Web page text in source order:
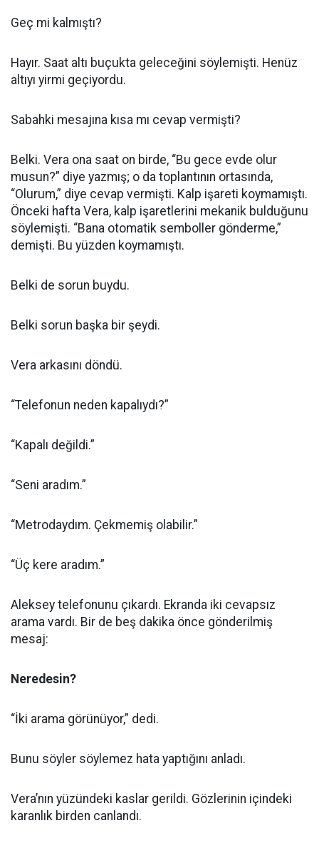
Geç mi kalmıştı?
Hayır. Saat altı buçukta geleceğini söylemişti. Henüz
altıyı yirmi geçiyordu.
Sabahki mesajına kısa mı cevap vermişti?
Belki. Vera ona saat on birde, “Bu gece evde olur
musun?” diye yazmış; o da toplantının ortasında,
“Olurum,” diye cevap vermişti. Kalp işareti koymamıştı.
Önceki hafta Vera, kalp işaretlerini mekanik bulduğunu
söylemişti. “Bana otomatik semboller gönderme,”
demişti. Bu yüzden koymamıştı.
Belki de sorun buydu.
Belki sorun başka bir şeydi.
Vera arkasını döndü.
“Telefonun neden kapalıydı?”
“Kapalı değildi.”
“Seni aradım.”
“Metrodaydım. Çekmemiş olabilir.”
“Üç kere aradım.”
Aleksey telefonunu çıkardı. Ekranda iki cevapsız
arama vardı. Bir de beş dakika önce gönderilmiş
mesaj:
Neredesin?
“İki arama görünüyor,” dedi.
Bunu söyler söylemez hata yaptığını anladı.
Vera’nın yüzündeki kaslar gerildi. Gözlerinin içindeki
karanlık birden canlandı.